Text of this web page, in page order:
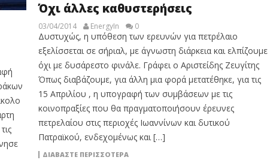
Όχι άλλες καθυστερήσεις
03/04/2014 EnergyIn 0
Δυστυχώς, η υπόθεση των ερευνών για πετρέλαιο
εξελίσσεται σε σήριαλ, με άγνωστη διάρκεια και ελπίζουμε
όχι με δυσάρεστο φινάλε. Γράφει ο Αριστείδης Ζευγίτης
Όπως διαβάζουμε, για άλλη μια φορά μετατέθηκε, για τις
15 Απριλίου , η υπογραφή των συμβάσεων με τις
κοινοπραξίες που θα πραγματοποιήσουν έρευνες
πετρελαίου στις περιοχές Ιωαννίνων και δυτικού
Πατραϊκού, ενδεχομένως και […]
ΔΙΑΒΆΣΤΕ ΠΕΡΙΣΣΌΤΕΡΑ